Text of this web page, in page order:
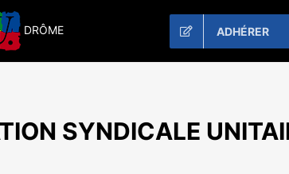
DRÔME ADHÉRER
SYNDICALE